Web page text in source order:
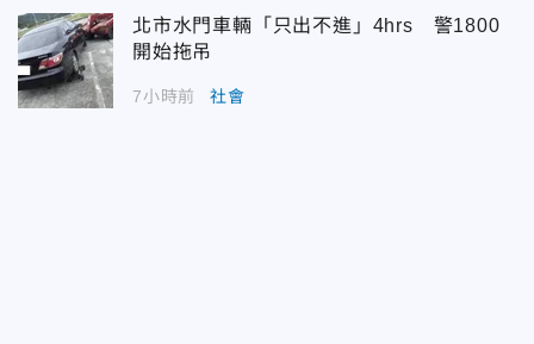
北市水門車輛「只出不進」4hrs 警1800
開始拖吊
7小時前 社會